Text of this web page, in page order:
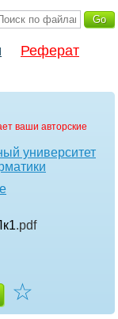
Реферат
ваши авторские
университет
.pdf
☆